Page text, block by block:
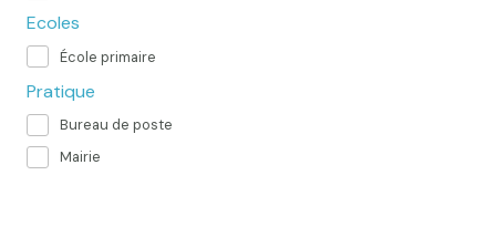
Ecoles
École primaire
Pratique
Bureau de poste
Mairie